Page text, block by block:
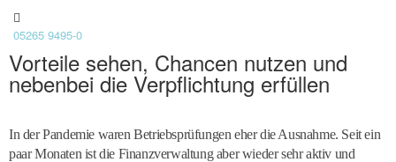
05265 9495-0
Vorteile sehen, Chancen nutzen und
nebenbei die Verpflichtung erfüllen
In der Pandemie waren Betriebsprüfungen eher die Ausnahme. Seit ein
paar Monaten ist die Finanzverwaltung aber wieder sehr aktiv und